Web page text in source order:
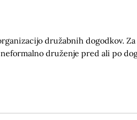
družabnih dogodkov.
druženje pred ali po